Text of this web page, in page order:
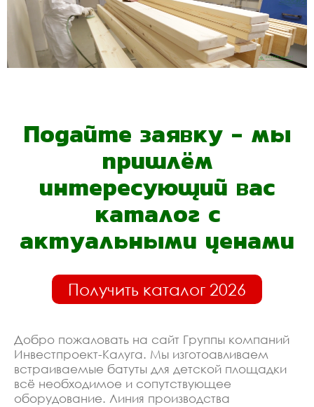
Подайте заявку - мы
пришлём
интересующий вас
каталог с
актуальными ценами
Получить каталог 2026
Добро пожаловать на сайт Группы компаний
Инвестпроект-Калуга. Мы изготоавливаем
встраиваемые батуты для детской площадки
всё необходимое и сопутствующее
оборудование. Линия производства